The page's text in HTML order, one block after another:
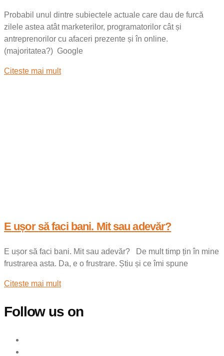
Probabil unul dintre subiectele actuale care dau de furcă
zilele astea atât marketerilor, programatorilor cât și
antreprenorilor cu afaceri prezente și în online.
(majoritatea?) Google
Citeste mai mult
E ușor să faci bani. Mit sau adevăr?
E ușor să faci bani. Mit sau adevăr? De mult timp țin în mine
frustrarea asta. Da, e o frustrare. Știu și ce îmi spune
Citeste mai mult
Follow us on